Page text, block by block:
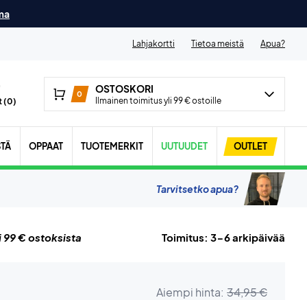
Lahjakortti Tietoa meistä Apua?
(0)
0 OSTOSKORI
Ilmainen toimitus yli 99 € ostoille
OPPAAT TUOTEMERKIT UUTUUDET OUTLET
Tarvitsetko apua?
99 € ostoksista Toimitus: 3-6 arkipäivää
Aiempi hinta: 34,95 €